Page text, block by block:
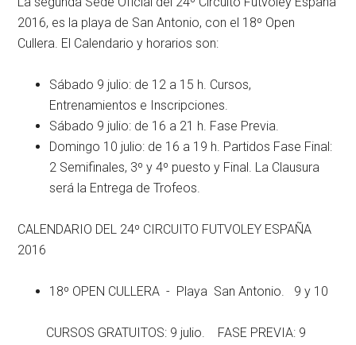
2016, es la playa de San Antonio, con el 18º Open
Cullera. El Calendario y horarios son:
Sábado 9 julio: de 12 a 15 h. Cursos,
Entrenamientos e Inscripciones.
Sábado 9 julio: de 16 a 21 h. Fase Previa.
Domingo 10 julio: de 16 a 19 h. Partidos Fase Final:
2 Semifinales, 3º y 4º puesto y Final. La Clausura
será la Entrega de Trofeos.
CALENDARIO DEL 24º CIRCUITO FUTVOLEY ESPAÑA
2016
18º OPEN CULLERA - Playa San Antonio. 9 y 10
CURSOS GRATUITOS: 9 julio. FASE PREVIA: 9